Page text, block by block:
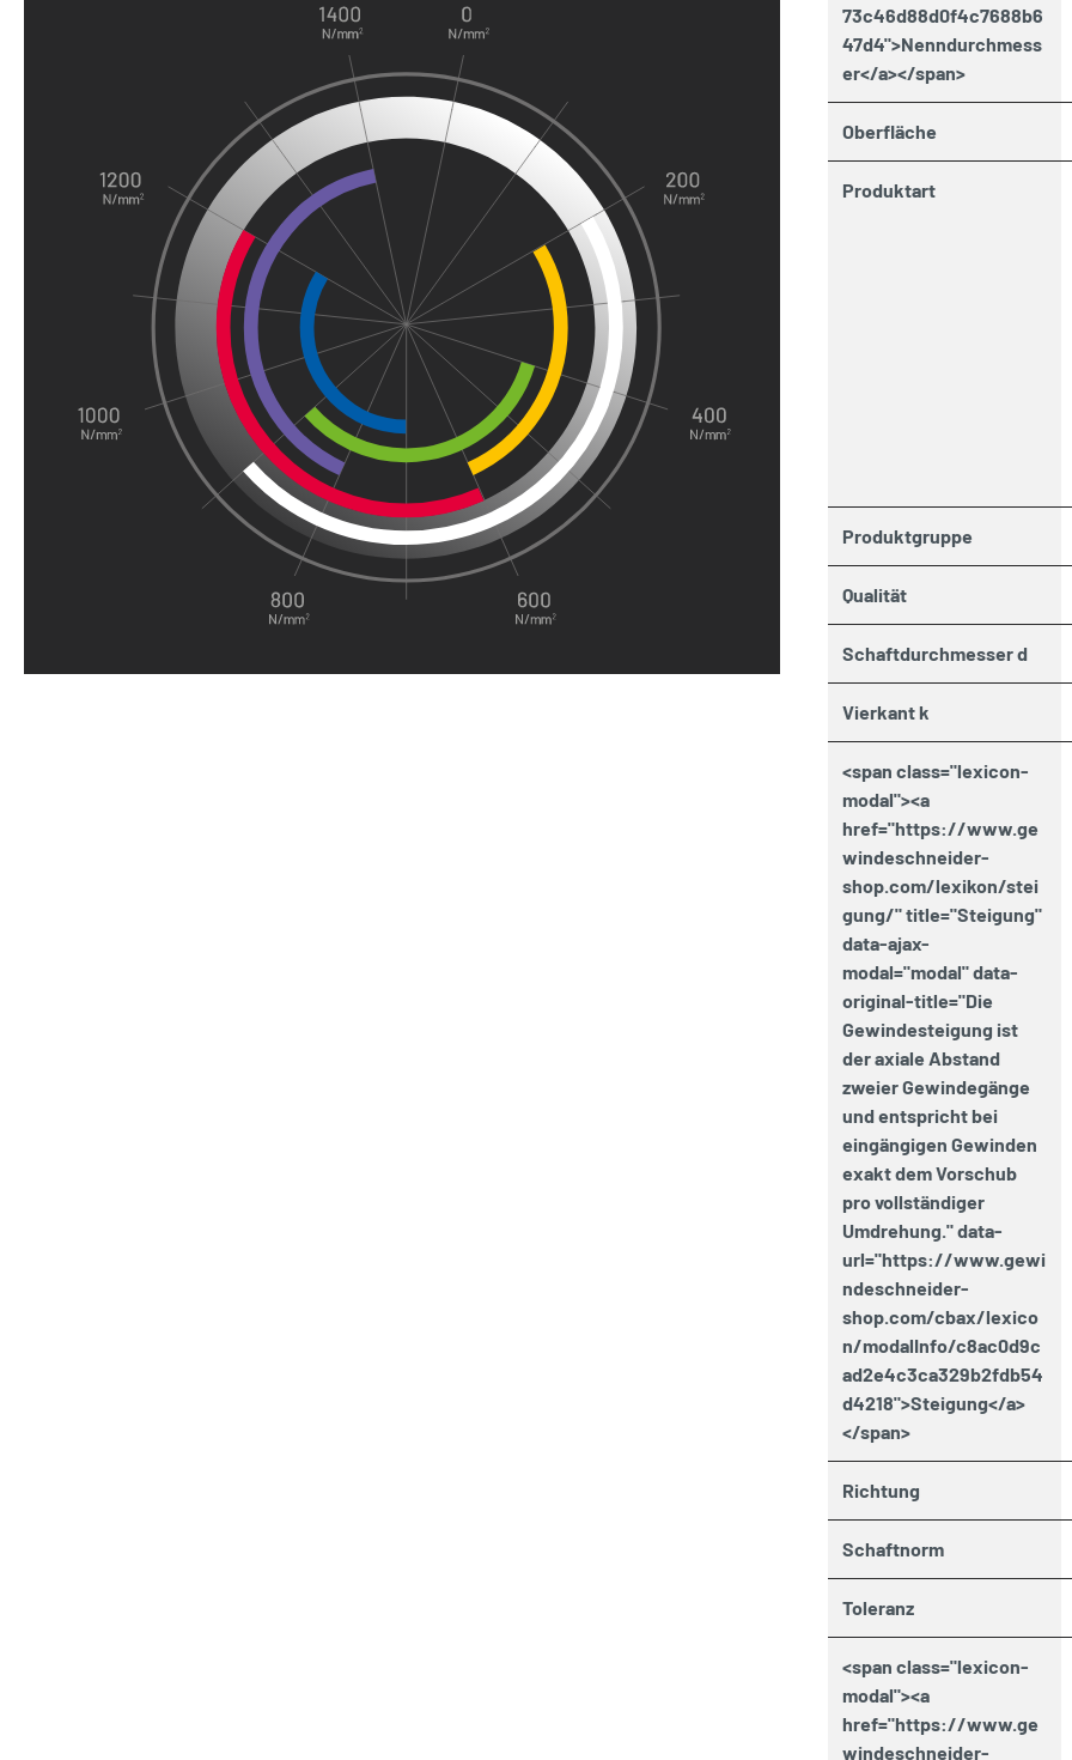
73c46d88d0f4c7688b6
47d4">Nenndurchmess
er</a></span>
Oberfläche
Produktart
Produktgruppe
Qualität
Schaftdurchmesser d
Vierkant k
<span class="lexicon-
modal"><a
href="https://www.ge
windeschneider-
shop.com/lexikon/stei
gung/" title="Steigung"
data-ajax-
modal="modal" data-
original-title="Die
Gewindesteigung ist
der axiale Abstand
zweier Gewindegänge
und entspricht bei
eingängigen Gewinden
exakt dem Vorschub
pro vollständiger
Umdrehung." data-
url="https://www.gewi
ndeschneider-
shop.com/cbax/lexico
n/modalInfo/c8ac0d9c
ad2e4c3ca329b2fdb54
d4218">Steigung</a>
</span>
Richtung
Schaftnorm
Toleranz
<span class="lexicon-
modal"><a
href="https://www.ge
windeschneider-